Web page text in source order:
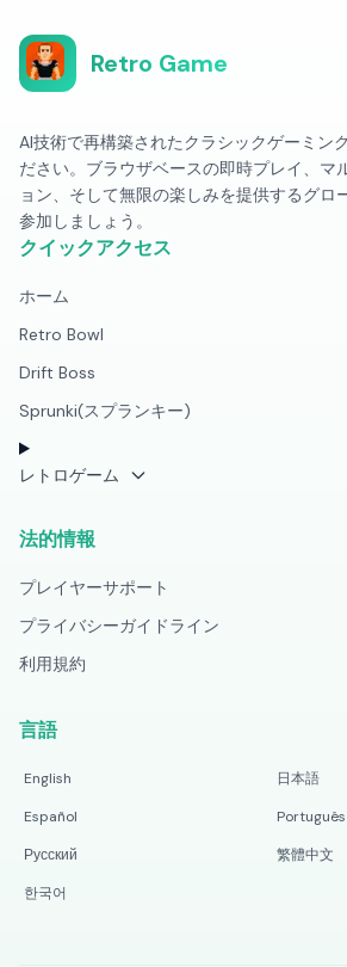
Retro Game
AI技術で再構築されたクラシックゲーミン
ださい。ブラウザベースの即時プレイ、マ
ョン、そして無限の楽しみを提供するグロ
参加しましょう。
クイックアクセス
ホーム
Retro Bowl
Drift Boss
Sprunki(スプランキー)
レトロゲーム
法的情報
プレイヤーサポート
プライバシーガイドライン
利用規約
言語
English
日本語
Español
Português
Русский
繁體中文
한국어